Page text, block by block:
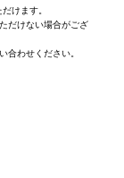
けます。
だけない場合がござ
合わせください。